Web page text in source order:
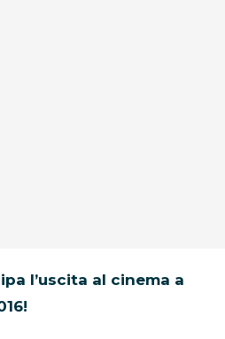
l’uscita al cinema a